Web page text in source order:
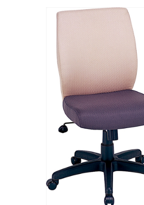
パーソナルにもミーティングにも
メーカー希望小売価格：
+ 税
長時間座っても疲れない。
パーソナルにもミーティングにも最適なチ